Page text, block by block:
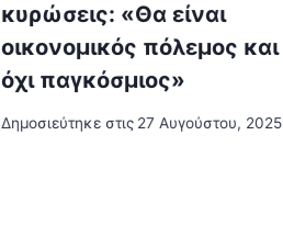
κυρώσεις: «Θα είναι
οικονομικός πόλεμος και
όχι παγκόσμιος»
Δημοσιεύτηκε στις 27 Αυγούστου, 2025